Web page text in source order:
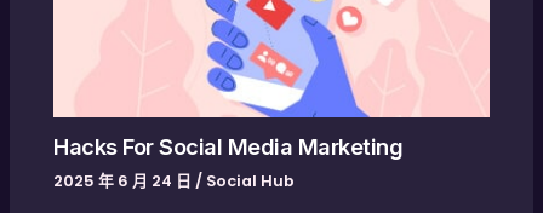
Hacks For Social Media Marketing
2025 年 6 月 24 日 / Social Hub